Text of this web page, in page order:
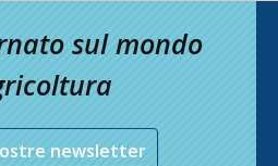
sul mondo
newsletter